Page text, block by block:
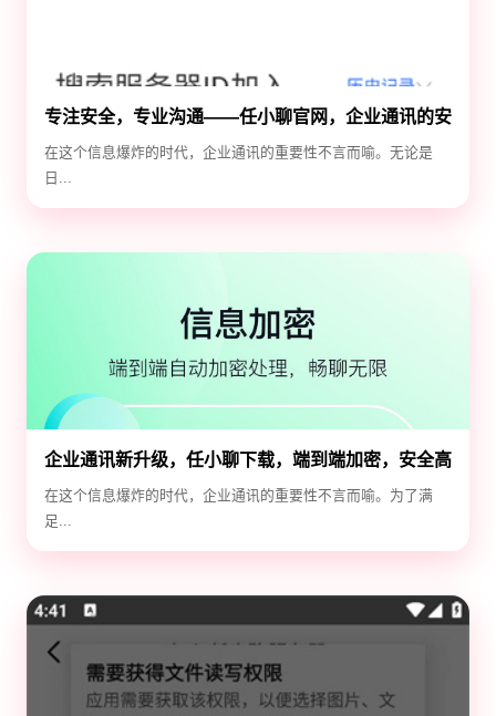
专注安全，专业沟通——任小聊官网，企业通讯的安
全守护神
在这个信息爆炸的时代，企业通讯的重要性不言而喻。无论是
日...
企业通讯新升级，任小聊下载，端到端加密，安全高
效！
在这个信息爆炸的时代，企业通讯的重要性不言而喻。为了满
足...